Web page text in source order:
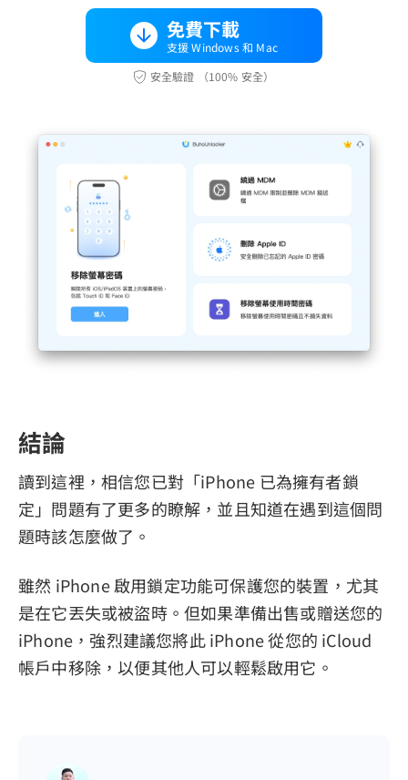
免費下載
支援 Windows 和 Mac
安全驗證 （100% 安全）
結論
讀到這裡，相信您已對「iPhone 已為擁有者鎖
定」問題有了更多的瞭解，並且知道在遇到這個問
題時該怎麼做了。
雖然 iPhone 啟用鎖定功能可保護您的裝置，尤其
是在它丟失或被盜時。但如果準備出售或贈送您的
iPhone，強烈建議您將此 iPhone 從您的 iCloud
帳戶中移除，以便其他人可以輕鬆啟用它。